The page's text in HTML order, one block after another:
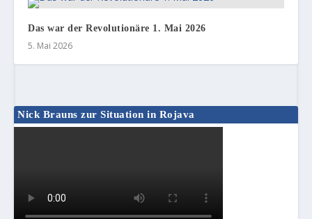
Das war der Revolutionäre 1. Mai 2026
5. Mai 2026
Nick Brauns zur Situation in Rojava